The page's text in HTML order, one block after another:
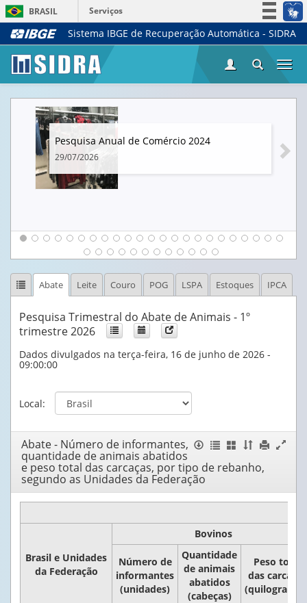
BRASIL
Serviços
Simplifique!
Acesso à informação
Sistema IBGE de Recuperação Automática - SIDRA
Pesquisa Anual de Comércio 2024
29/07/2026
Abate Leite Couro POG LSPA Estoques IPCA
Pesquisa Trimestral do Abate de Animais - 1º
trimestre 2026
Dados divulgados na terça-feira, 16 de junho de 2026 -
09:00:00
Local:
Janela
Exportar
ListarMostrar
Esconder
Ordenar
colunas
Imprimir
da
Abate - Número de informantes,
quantidade de animais abatidos
e peso total das carcaças, por tipo de rebanho,
segundo as Unidades da Federação
Brasil e Unidades
da Federação
Bovinos
Número de
informantes
(unidades)
Quantidade
de animais
abatidos
(cabeças)
Peso total
das carcaças